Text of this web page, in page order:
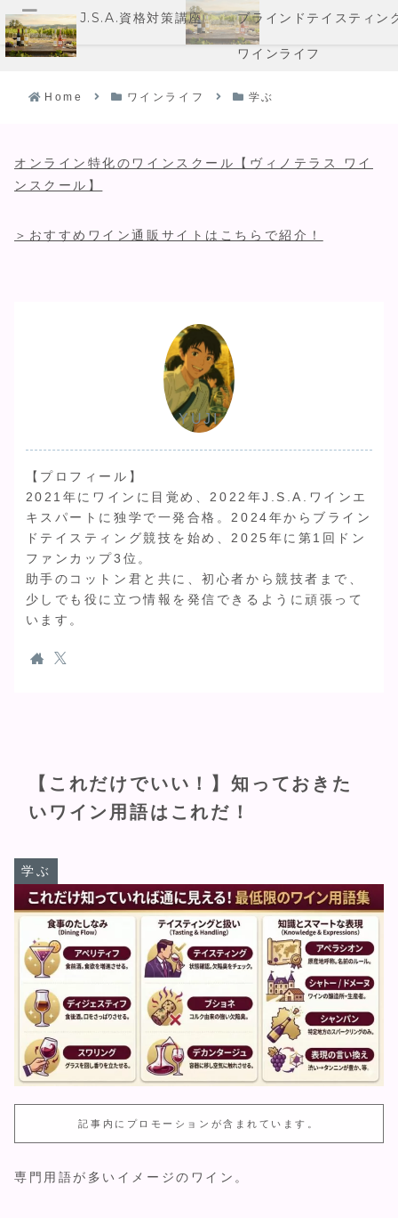
J.S.A.資格対策講座 ブラインドテイスティン
ワインライフ
Home ワインライフ 学ぶ
【これだけでいい！】知っておきた
いワイン用語はこれだ！
オンライン特化のワインスクール【ヴィノテラス ワイ
ンスクール】
学ぶ
記事内にプロモーションが含まれています。
＞おすすめワイン通販サイトはこちらで紹介！
YUJI
【プロフィール】
2021年にワインに目覚め、2022年J.S.A.ワインエ
キスパートに独学で一発合格。2024年からブライン
ドテイスティング競技を始め、2025年に第1回ドン
ファンカップ3位。
助手のコットン君と共に、初心者から競技者まで、
少しでも役に立つ情報を発信できるように頑張って
います。
専門用語が多いイメージのワイン。
メニュー